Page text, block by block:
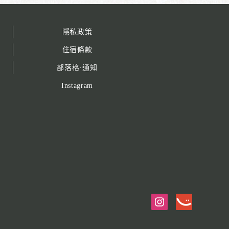
隱私政策
住宿條款
部落格·通知
Instagram